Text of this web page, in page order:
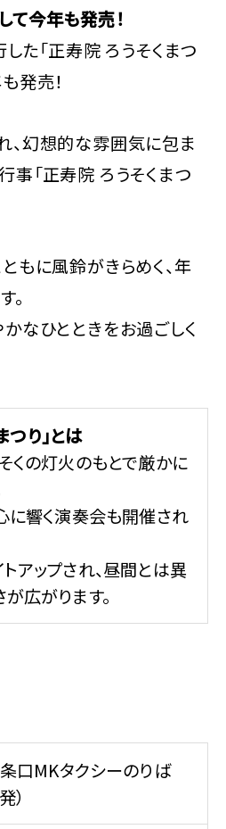
て今年も発売！
た「正寿院 ろうそくまつ
発売！
、幻想的な雰囲気に包ま
「正寿院 ろうそくまつ
もに風鈴がきらめく、年
。
なひとときをお過ごしく
つり」とは
くの灯火のもとで厳かに
に響く演奏会も開催され
アップされ、昼間とは異
広がります。
口MKタクシーのりば
）